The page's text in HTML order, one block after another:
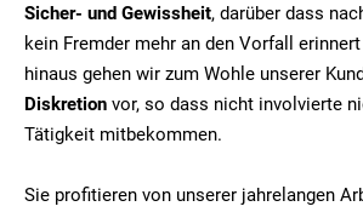
Sicher- und Gewissheit, darüber dass
kein Fremder mehr an den Vorfall
hinaus gehen wir zum Wohle unserer
Diskretion vor, so dass nicht involvierte
Tätigkeit mitbekommen.
Sie profitieren von unserer jahrelangen